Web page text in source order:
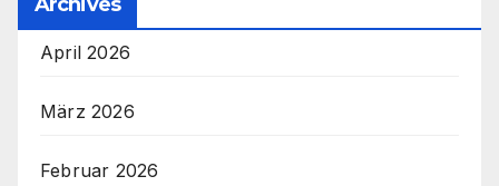
April 2026
März 2026
Februar 2026